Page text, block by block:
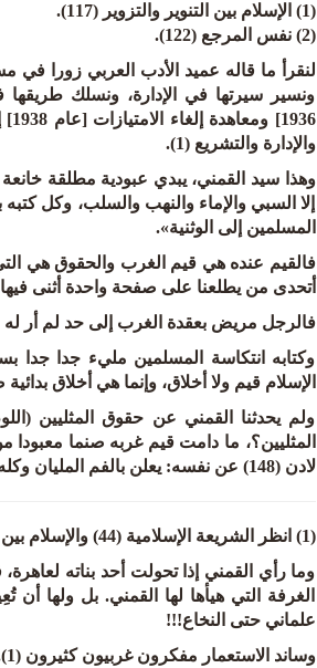
(1) الإسلام بين التنوير والتزوير (117).
(2) نفس المرجع (122).
ونسير سيرتها في الإدارة، ونسلك طريقها
1936] ومعاهدة إلغاء الامتيازات [عام
والإدارة والتشريع (1).
وهذا سيد القمني، يبدي عبودية مطلقة
إلا السبي والإماء والنهب والسلب، وكل
المسلمين إلى الوثنية».
فالقيم عنده هي قيم الغرب والحقوق هي التي
أتحدى من يطلعنا على صفحة واحدة أثنى
فالرجل مريض بعقدة الغرب إلى حد لم أر له
وكتابه انتكاسة المسلمين مليء جدا جدا
الإسلام قيم ولا أخلاق، وإنما هي أخلاق
ولم يحدثنا القمني عن حقوق المثليين
المثليين؟، ما دامت قيم غربه صنما معبودا
لادن (148) عن نفسه: يعلن بالفم المليان وكله شرف أنه علماني حتى النخاع.
(1) انظر الشريعة الإسلامية (44) والإسلام بين التنوير والتزوير (239).
وما رأي القمني إذا تحولت أحد بناته
الغرفة التي هيأها لها القمني. بل ولها
علماني حتى النخاع!!!
وساند الاستعمار مفكرون غربيون كثيرون (1).